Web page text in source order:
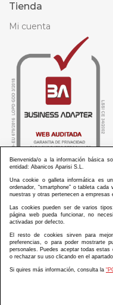
Tienda
Mi cuenta
ABANICOS APARISI S.L. ha recibido
100.000 € en apoyo al proyecto HISOLV/
ABANICOS APARISI S.L. ha recibido
€ en apoyo al proyecto CMARTE/2021/265/
Diseño y desarrollo
Bienvenida/o a la información básica
entidad: Abanicos Aparisi S.L.
Una cookie o galleta informática es
ordenador, “smartphone” o tableta
nuestras y otras pertenecen a empresas
Las cookies pueden ser de varios
página web pueda funcionar, no
activadas por defecto.
El resto de cookies sirven para
preferencias, o para poder mostrarte
personales. Puedes aceptar todas
o rechazar su uso clicando en el
Si quires más información, consulta la